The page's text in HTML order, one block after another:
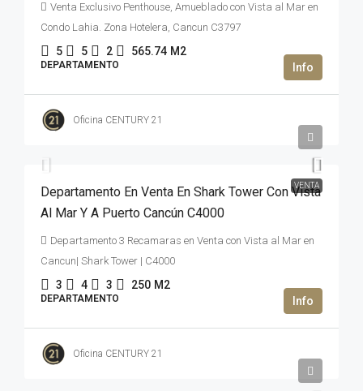
Venta Exclusivo Penthouse, Amueblado con Vista al Mar en
Condo Lahia. Zona Hotelera, Cancun C3797
5 5 2 565.74 M2
DEPARTAMENTO
Oficina CENTURY 21
VENTA
47,000,000MXN$
Departamento En Venta En Shark Tower Con Vista
Al Mar Y A Puerto Cancún C4000
Departamento 3 Recamaras en Venta con Vista al Mar en
Cancun| Shark Tower | C4000
3 4 3 250 M2
DEPARTAMENTO
Oficina CENTURY 21
2,669,992USD$